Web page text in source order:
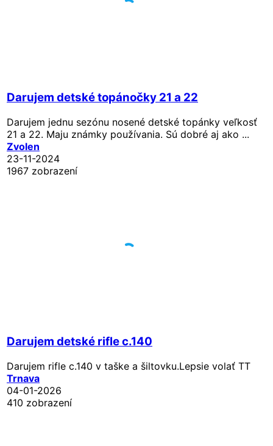
Darujem detské topánočky 21 a 22
Darujem jednu sezónu nosené detské topánky veľkosť
21 a 22. Maju známky používania. Sú dobré aj ako ...
Zvolen
23-11-2024
1967 zobrazení
Darujem detské rifle c.140
Darujem rifle c.140 v taške a šiltovku.Lepsie volať TT
Trnava
04-01-2026
410 zobrazení